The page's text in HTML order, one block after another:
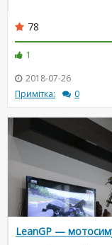
78
1
2018-07-26
Примітка:
0
LeanGP —